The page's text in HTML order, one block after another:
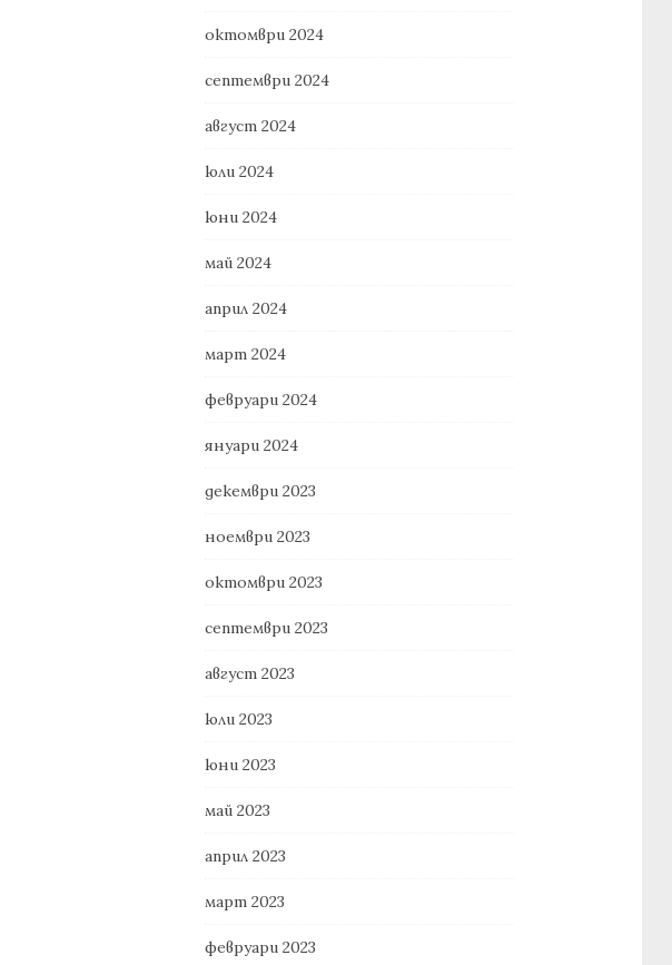
октомври 2024
септември 2024
август 2024
юли 2024
юни 2024
май 2024
април 2024
март 2024
февруари 2024
януари 2024
декември 2023
ноември 2023
октомври 2023
септември 2023
август 2023
юли 2023
юни 2023
май 2023
април 2023
март 2023
февруари 2023